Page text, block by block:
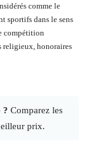
comme le
sportifs dans le sens
compétition
religieux, honoraires
? Comparez les
prix.